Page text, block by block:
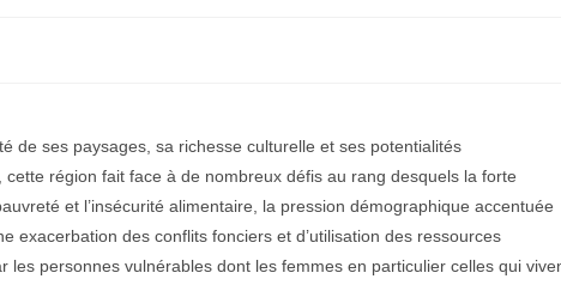
de ses paysages, sa richesse culturelle et ses potentialités
région fait face à de nombreux défis au rang desquels la forte
et l’insécurité alimentaire, la pression démographique accentuée
exacerbation des conflits fonciers et d’utilisation des ressources
les personnes vulnérables dont les femmes en particulier celles qui